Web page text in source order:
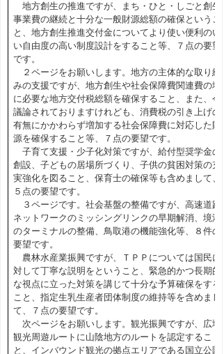
地方創生の推進ですが、まち・ひと・しごと創生
事業費の継続と十分な一般財源総額の確保というこ
と、地方創生推進交付金についてより使い便利のい
い自由度の高い制度設計をすること等、７点の要望
です。
２ページをお願いします。地方の主体的な取り組
みの支援ですが、地方創生や社会保障費関連費の増
に必要な地方交付税総額を確保すること、また、今
議論されておりますけれども、消費税の引き上げの
有無にかかわらず増加する社会保障費に対応した財
源を確保すること等、７点の要望です。
子育て支援・少子化対策ですが、給付型奨学金の
創設、子どもの居場所づくり、子供の貧困対策の充
実強化を図ること、保育士の確保等も含めまして、
５点の要望です。
３ページです。社会基盤の整備ですが、高速道路
ネットワークのミッシングリンクの早期解消、境港
のターミナルの整備、鳥取港の機能強化等、８件の
要望です。
農林水産業振興ですが、ＴＰＰについては国民に
対して丁寧な説明をということ、緊急的かつ長期的
な視点に立った対策を講じて十分な予算確保をする
こと、指定生乳生産者団体制度の維持等を含めまし
て、７点の要望です。
次ページをお願いします。観光振興ですが、広域
観光周遊ルートに山陰地方のルートを認定するこ
と、インバウンド観光の拠点エリアである国立公園